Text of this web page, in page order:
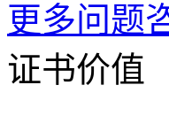
更多问题
证书价值